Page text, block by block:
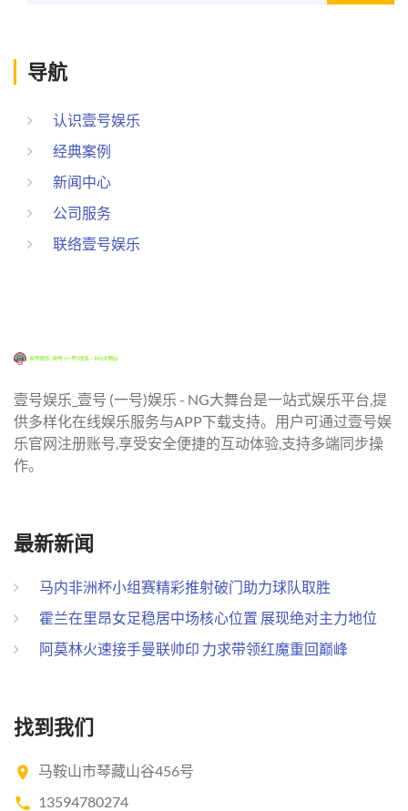
导航
认识壹号娱乐
经典案例
新闻中心
公司服务
联络壹号娱乐
壹号娱乐_壹号 (一号)娱乐 - NG大舞台是一站式娱乐平台,提
供多样化在线娱乐服务与APP下载支持。用户可通过壹号娱
乐官网注册账号,享受安全便捷的互动体验,支持多端同步操
作。
最新新闻
马内非洲杯小组赛精彩推射破门助力球队取胜
霍兰在里昂女足稳居中场核心位置 展现绝对主力地位
阿莫林火速接手曼联帅印 力求带领红魔重回巅峰
找到我们
马鞍山市琴藏山谷456号
13594780274